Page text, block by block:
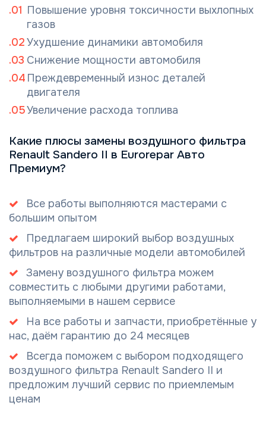
Повышение уровня токсичности выхлопных
газов
Ухудшение динамики автомобиля
Снижение мощности автомобиля
Преждевременный износ деталей
двигателя
Увеличение расхода топлива
Какие плюсы замены воздушного фильтра
Renault Sandero II в Eurorepar Авто
Премиум?
Все работы выполняются мастерами с
большим опытом
Предлагаем широкий выбор воздушных
фильтров на различные модели автомобилей
Замену воздушного фильтра можем
совместить с любыми другими работами,
выполняемыми в нашем сервисе
На все работы и запчасти, приобретённые у
нас, даём гарантию до 24 месяцев
Всегда поможем с выбором подходящего
воздушного фильтра Renault Sandero II и
предложим лучший сервис по приемлемым
ценам